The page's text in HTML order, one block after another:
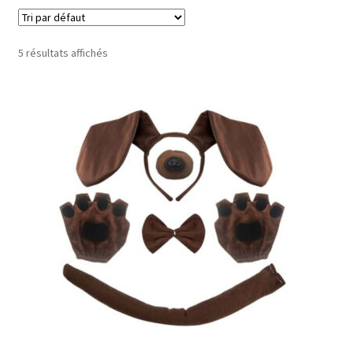
5 résultats affichés